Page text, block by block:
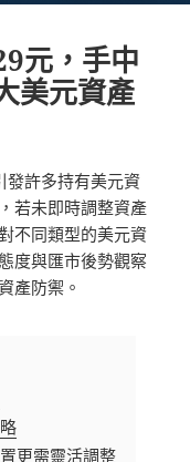
元，手中
美元資產
發許多持有美元資
若未即時調整資產
不同類型的美元資
度與匯市後勢觀察
產防禦。
更需靈活調整